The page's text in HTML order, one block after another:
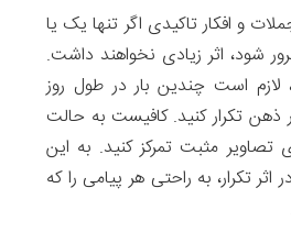
و افکار تاکیدی اگر تنها یک یا
شود، اثر زیادی نخواهند داشت.
لازم است چندین بار در طول روز
تکرار کنید. کافیست به حالت
تصاویر مثبت تمرکز کنید. به این
تکرار، به راحتی هر پیامی را که